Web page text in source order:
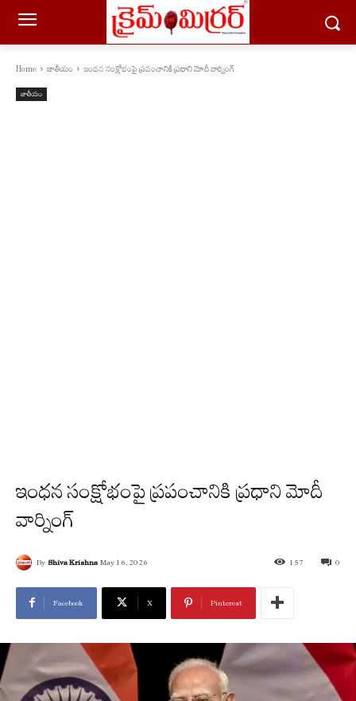
Home జాతీయం ఇంధన సంక్షోభంపై ప్రపంచానికి ప్రధాని మోదీ వార్నింగ్
జాతీయం
ఇంధన సంక్షోభంపై ప్రపంచానికి ప్రధాని మోదీ
వార్నింగ్
By Shiva Krishna May 16, 2026 0
157
Facebook X Pinterest